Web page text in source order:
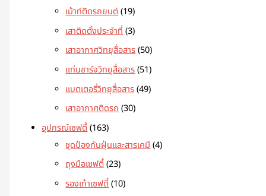
เม้าท์ติดรถยนต์ 19
เสาติดตั้งประจำที่ 3
เสาอากาศวิทยุสื่อสาร 50
แท่นชาร์จวิทยุสื่อสาร 51
แบตเตอรี่วิทยุสื่อสาร 49
เสาอากาศติดรถ 30
อุปกรณ์เซฟตี้ 163
ชุดป้องกันฝุ่นและสารเคมี 4
ถุงมือเซฟตี้ 23
รองเท้าเซฟตี้ 10